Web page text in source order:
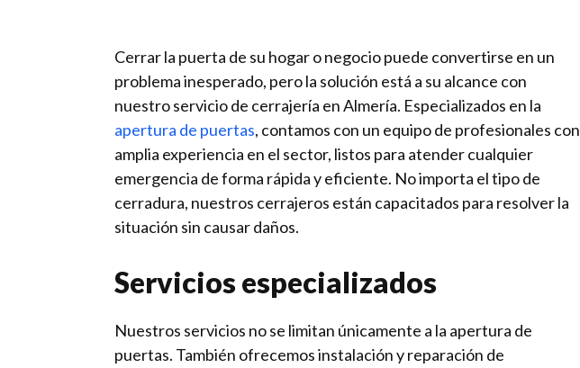
Cerrar la puerta de su hogar o negocio puede convertirse en un
problema inesperado, pero la solución está a su alcance con
nuestro servicio de cerrajería en Almería. Especializados en la
apertura de puertas, contamos con un equipo de profesionales con
amplia experiencia en el sector, listos para atender cualquier
emergencia de forma rápida y eficiente. No importa el tipo de
cerradura, nuestros cerrajeros están capacitados para resolver la
situación sin causar daños.
Servicios especializados
Nuestros servicios no se limitan únicamente a la apertura de
puertas. También ofrecemos instalación y reparación de